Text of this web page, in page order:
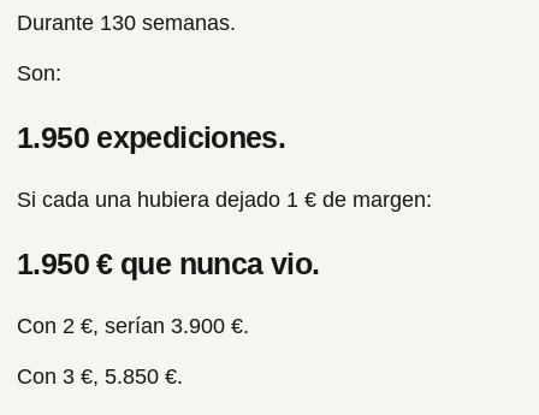
Durante 130 semanas.
Son:
1.950 expediciones.
Si cada una hubiera dejado 1 € de margen:
1.950 € que nunca vio.
Con 2 €, serían 3.900 €.
Con 3 €, 5.850 €.